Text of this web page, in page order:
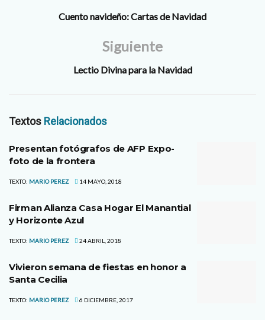
Cuento navideño: Cartas de Navidad
Siguiente
Lectio Divina para la Navidad
Textos Relacionados
Presentan fotógrafos de AFP Expo-
foto de la frontera
TEXTO: MARIO PEREZ 14 MAYO, 2018
Firman Alianza Casa Hogar El Manantial
y Horizonte Azul
TEXTO: MARIO PEREZ 24 ABRIL, 2018
Vivieron semana de fiestas en honor a
Santa Cecilia
TEXTO: MARIO PEREZ 6 DICIEMBRE, 2017